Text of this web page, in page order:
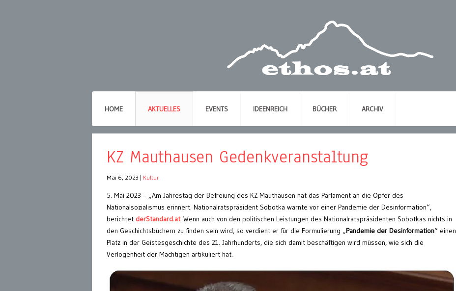
HOME AKTUELLES EVENTS IDEENREICH BÜCHER ARCHIV
KZ Mauthausen Gedenkveranstaltung
Mai 6, 2023 Kultur
5. Mai 2023 – „Am Jahrestag der Befreiung des KZ Mauthausen hat das Parlament an die Opfer des
Nationalsozialismus erinnert. Nationalratspräsident Sobotka warnte vor einer Pandemie der Desinformation“,
berichtet derStandard.atWenn auch von den politischen Leistungen des Nationalratspräsidenten Sobotkas nichts in
den Geschichtsbüchern zu finden sein wird, so verdient er für die Formulierung „Pandemie der Desinformation“ einen
Platz in der Geistesgeschichte des 21. Jahrhunderts, die sich damit beschäftigen wird müssen, wie sich die
Verlogenheit der Mächtigen artikuliert hat.